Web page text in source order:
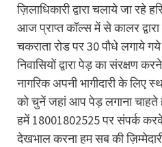
ज़िलाधिकारी द्वारा चलाये जा रहे
आज प्राप्त कॉल्स में से कालर
चकराता रोड पर 30 पौधे लगाये
निवासियों द्वारा पेड़ का संरक्षण
नागरिक अपनी भागीदारी के लिए
को चुनें जहां आप पेड़ लगाना चाहते
हमें 18001802525 पर संपर्क
देखभाल करना हम सब की